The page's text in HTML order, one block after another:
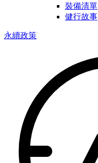
裝備清單
健行故事
永續政策